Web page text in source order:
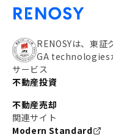
RENOSYは、東証
GA technologies
サービス
不動産投資
不動産売却
関連サイト
Modern Standard